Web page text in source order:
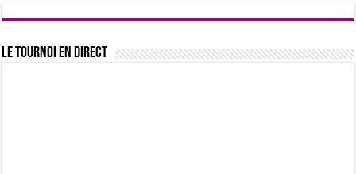
Le tournoi en direct